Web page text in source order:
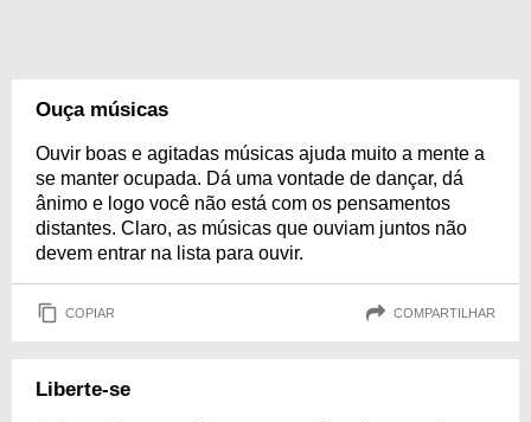
Ouça músicas
Ouvir boas e agitadas músicas ajuda muito a mente a
se manter ocupada. Dá uma vontade de dançar, dá
ânimo e logo você não está com os pensamentos
distantes. Claro, as músicas que ouviam juntos não
devem entrar na lista para ouvir.
COPIAR COMPARTILHAR
Liberte-se